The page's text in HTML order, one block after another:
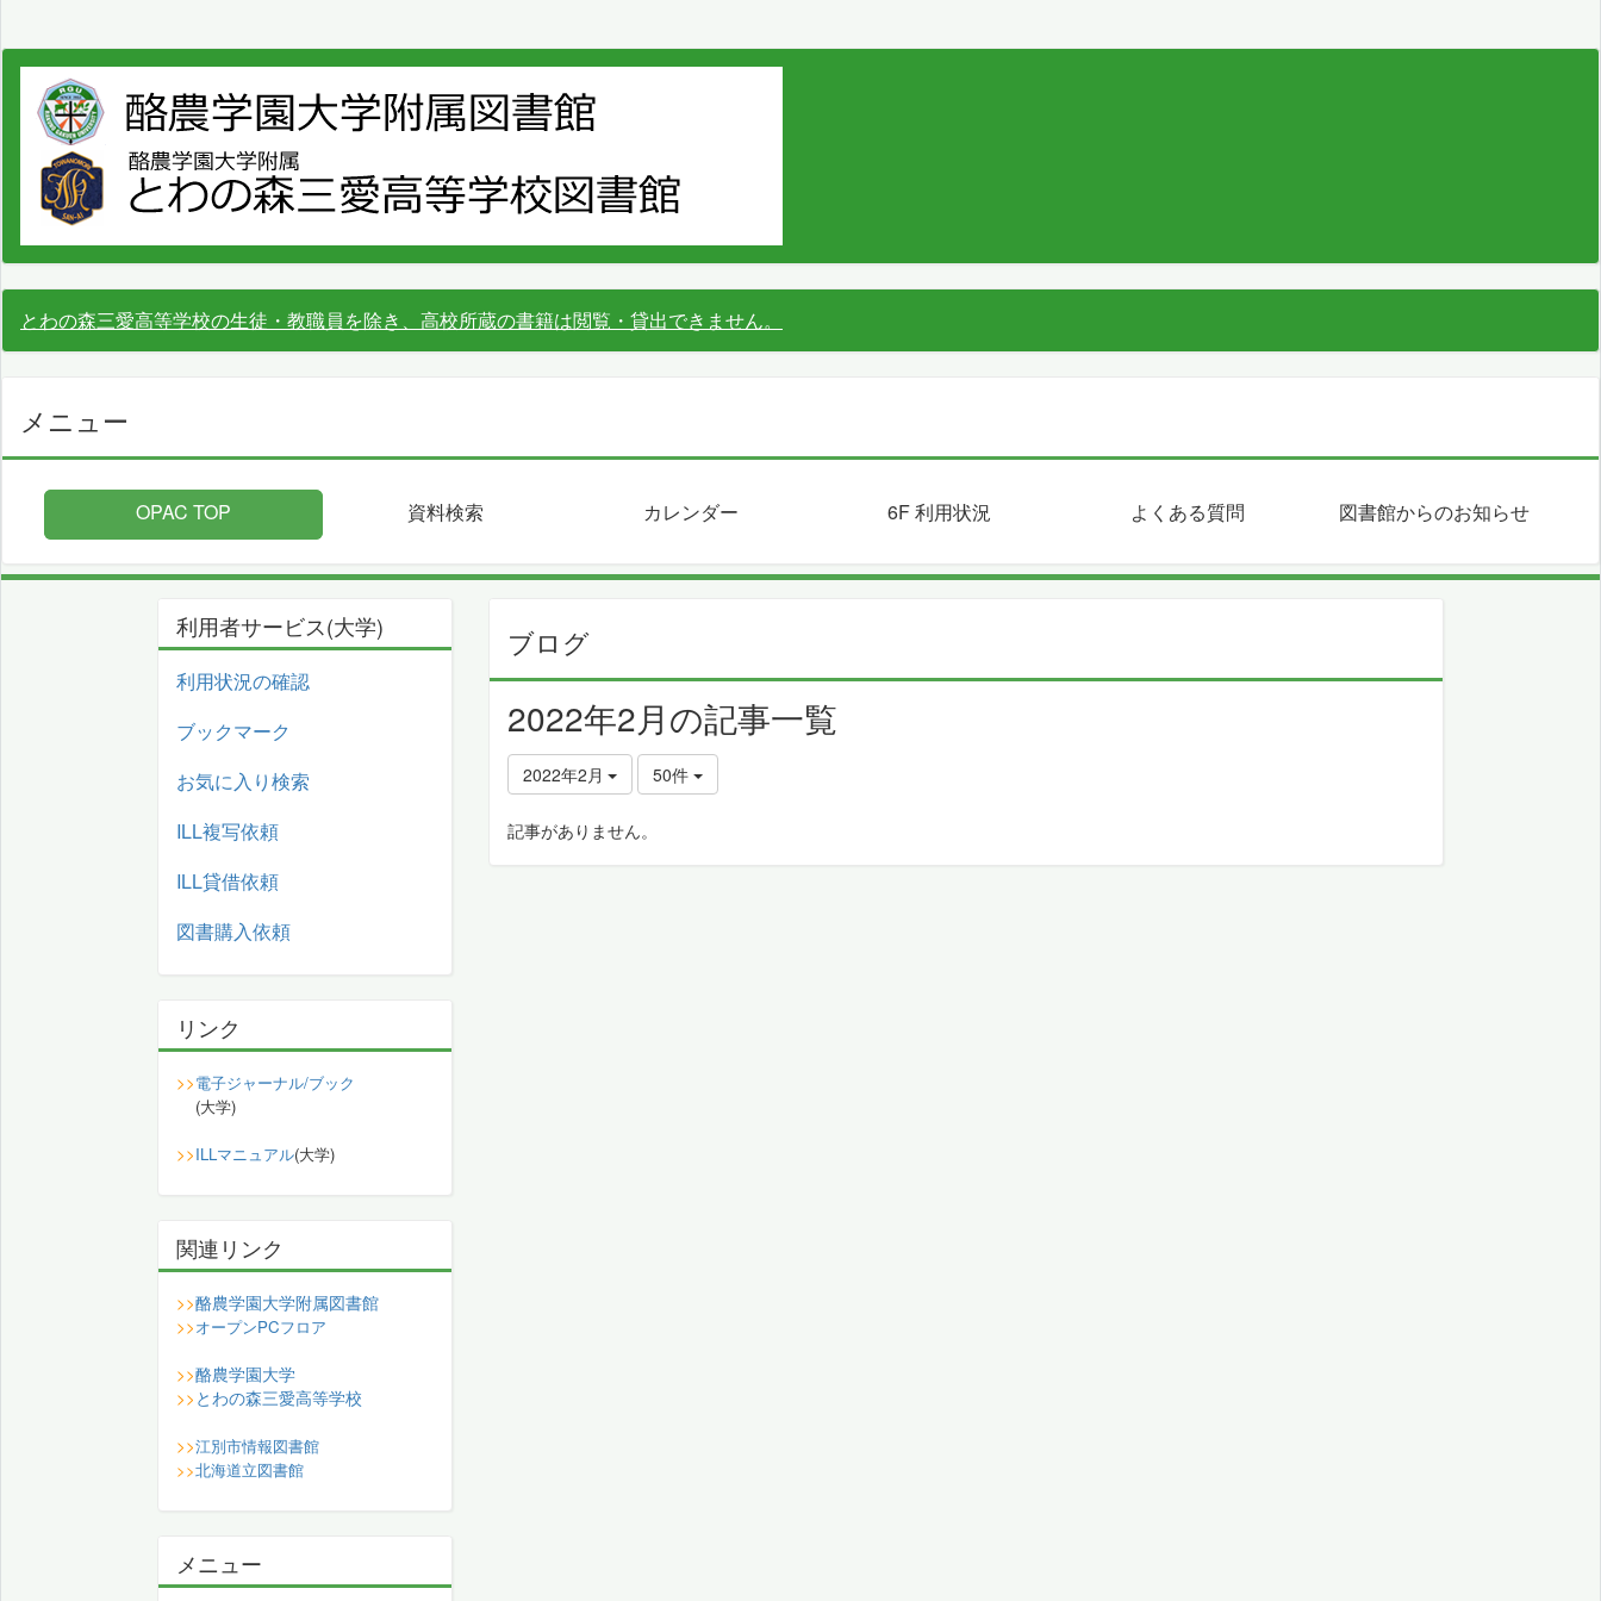
とわの森三愛高等学校の生徒・教職員を除き、高校所蔵の書籍は閲覧・貸出できません。
メニュー
OPAC TOP 資料検索 カレンダー 6F 利用状況 よくある質問 図書館からのお知らせ
ブログ
2022年2月の記事一覧
2022年2月 50件
記事がありません。
利用者サービス(大学)
利用状況の確認
ブックマーク
お気に入り検索
ILL複写依頼
ILL貸借依頼
図書購入依頼
リンク
>>電子ジャーナル/ブック
(大学)
>>ILLマニュアル(大学)
関連リンク
>>酪農学園大学附属図書館
>>オープンPCフロア
>>酪農学園大学
>> とわの森三愛高等学校
>>江別市情報図書館
>>北海道立図書館
メニュー